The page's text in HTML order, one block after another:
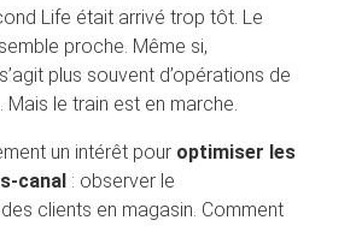
Life était arrivé trop tôt. Le
proche. Même si,
plus souvent d’opérations de
Mais le train est en marche.
un intérêt pour optimiser les
canal : observer le
clients en magasin. Comment